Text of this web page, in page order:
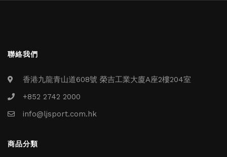
聯絡我們
香港九龍青山道608號 榮吉工業大廈A座2樓204室
+852 2742 2000
info@ljsport.com.hk
商品分類